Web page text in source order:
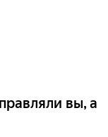
вы, а